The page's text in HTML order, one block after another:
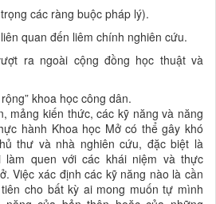
các ràng buộc pháp lý).
quan đến liêm chính nghiên cứu.
ra ngoài cộng đồng học thuật và
khoa học công dân.
mảng kiến thức, các kỹ năng và năng
hành Khoa học Mở có thể gây khó
thư và nhà nghiên cứu, đặc biệt là
làm quen với các khái niệm và thực
Việc xác định các kỹ năng nào là cần
cho bất kỳ ai mong muốn tự mình